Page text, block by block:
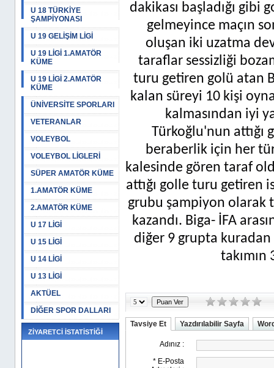
U 18 TÜRKİYE
ŞAMPİYONASI
U 19 GELİŞİM LİGİ
U 19 LİGİ 1.AMATÖR
KÜME
U 19 LİGİ 2.AMATÖR
KÜME
ÜNİVERSİTE SPORLARI
VETERANLAR
VOLEYBOL
VOLEYBOL LİGLERİ
SÜPER AMATÖR KÜME
1.AMATÖR KÜME
2.AMATÖR KÜME
U 17 LİGİ
U 15 LİGİ
U 14 LİGİ
U 13 LİGİ
AKTÜEL
DİĞER SPOR DALLARI
ZİYARETCİ İSTATİSTİĞİ
dakikası başladığı gibi
gelmeyince maçın
oluşan iki uzatma
taraflar sessizliği
turu getiren golü atan
kalan süreyi 10 kişi
kalmasından iyi
Türkoğlu'nun attığı
beraberlik için her
kalesinde gören taraf
attığı golle turu getiren
grubu şampiyon olarak
kazandı. Biga- İFA
diğer 9 grupta kuradan
Tavsiye Et Yazdırılabilir Sayfa